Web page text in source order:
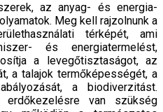
az anyag- és energia-
Meg kell rajzolnunk a
térképét, ami
és energiatermelést,
a levegőtisztaságot, az
a talajok termőképességét, a
a biodiverzitást.
van szükség